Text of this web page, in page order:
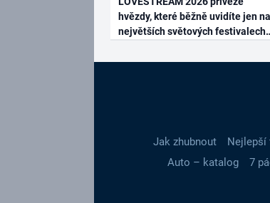
hvězdy, které běžně uvidíte jen na
největších světových festivalech
Jak zhubnout Nejlepší
Auto – katalog
7